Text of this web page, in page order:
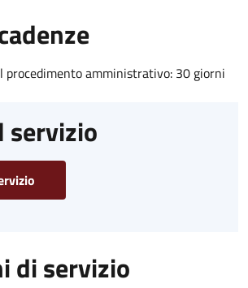
procedimento amministrativo: 30 giorni
servizio
di servizio